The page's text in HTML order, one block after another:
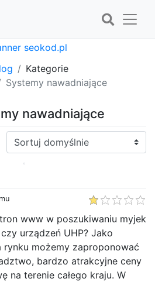
Kategorie
Systemy nawadniające
nawadniające
Sortuj:
www w poszukiwaniu myjek
urządzeń UHP? Jako
rynku możemy zaproponować
bardzo atrakcyjne ceny
na terenie całego kraju. W